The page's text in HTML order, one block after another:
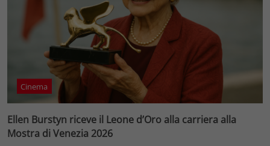
Cinema
Ellen Burstyn riceve il Leone d’Oro alla carriera alla
Mostra di Venezia 2026